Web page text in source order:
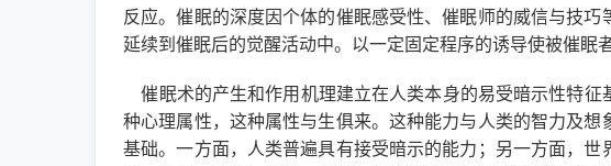
反应。催眠的深度因个体的催眠感受性、催眠师的威信与技
延续到催眠后的觉醒活动中。以一定固定程序的诱导使被催眠
催眠术的产生和作用机理建立在人类本身的易受暗示性特征
种心理属性，这种属性与生俱来。这种能力与人类的智力及
基础。一方面，人类普遍具有接受暗示的能力；另一方面，